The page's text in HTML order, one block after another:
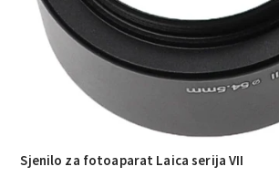
Sjenilo za fotoaparat Laica serija VII